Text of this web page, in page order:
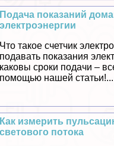
Подача показаний
электроэнергии
Что такое счетчик
подавать показания
каковы сроки подачи ‒
помощью нашей статьи!...
Как измерить
светового потока